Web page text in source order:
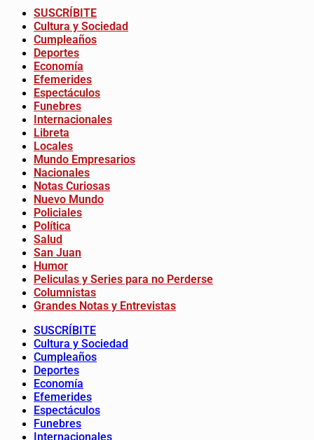
SUSCRÍBITE
Cultura y Sociedad
Cumpleaños
Deportes
Economía
Efemerides
Espectáculos
Funebres
Internacionales
Libreta
Locales
Mundo Empresarios
Nacionales
Notas Curiosas
Nuevo Mundo
Policiales
Política
Salud
San Juan
Humor
Peliculas y Series para no Perderse
Columnistas
Grandes Notas y Entrevistas
SUSCRÍBITE
Cultura y Sociedad
Cumpleaños
Deportes
Economía
Efemerides
Espectáculos
Funebres
Internacionales